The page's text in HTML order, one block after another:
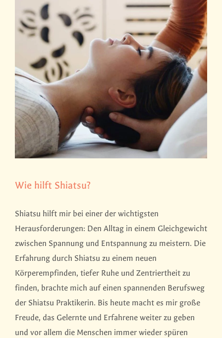
Wie hilft Shiatsu?
Shiatsu hilft mir bei einer der wichtigsten
Herausforderungen: Den Alltag in einem Gleichgewicht
zwischen Spannung und Entspannung zu meistern. Die
Erfahrung durch Shiatsu zu einem neuen
Körperempfinden, tiefer Ruhe und Zentriertheit zu
finden, brachte mich auf einen spannenden Berufsweg
der Shiatsu Praktikerin. Bis heute macht es mir große
Freude, das Gelernte und Erfahrene weiter zu geben
und vor allem die Menschen immer wieder spüren